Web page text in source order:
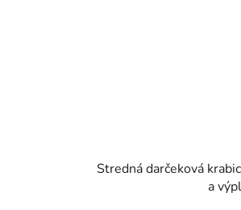
Stredná darčeková
a